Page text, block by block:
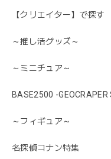
【クリエイター】で探す
～推し活グッズ～
～ミニチュア～
BASE2500 -GEOCRAPER
～フィギュア～
名探偵コナン特集